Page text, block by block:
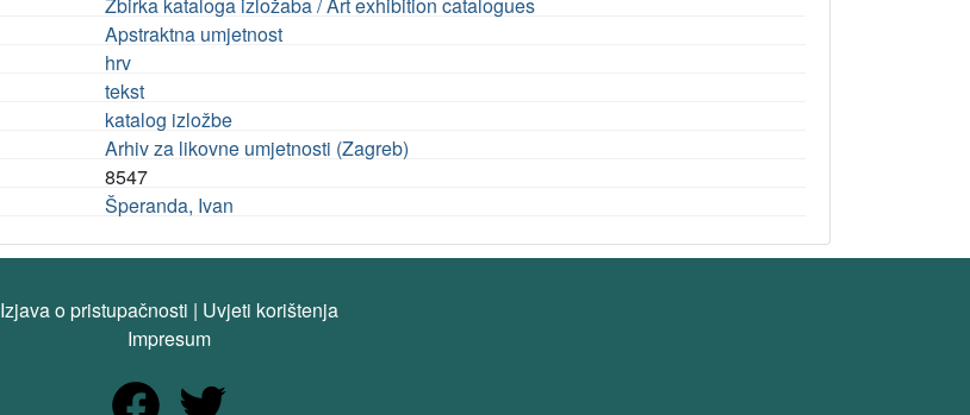
Apstraktna umjetnost
hrv
tekst
katalog izložbe
Arhiv za likovne umjetnosti (Zagreb)
8547
Šperanda, Ivan
Izjava o pristupačnosti | Uvjeti korištenja
Impresum